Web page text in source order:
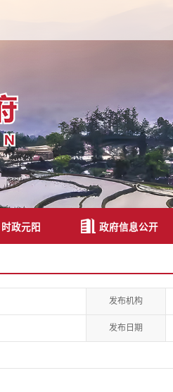
时政元阳 政府信息公开
发布机构
发布日期